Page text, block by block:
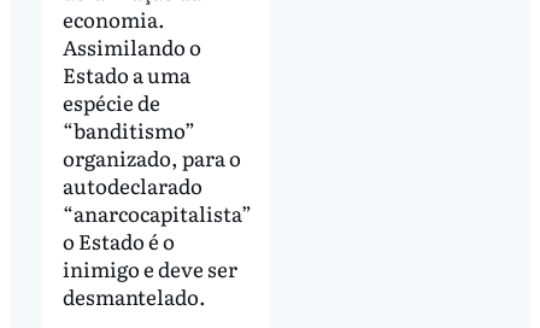
economia.
Assimilando o
Estado a uma
espécie de
“banditismo”
organizado, para o
autodeclarado
“anarcocapitalista”
o Estado é o
inimigo e deve ser
desmantelado.